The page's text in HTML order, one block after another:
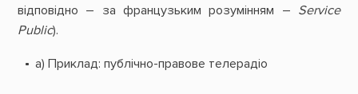
відповідно – за французьким розумінням – Service
Public).
а) Приклад: публічно-правове телерадіо